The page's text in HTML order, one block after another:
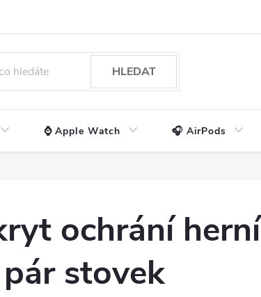
HLEDAT
⌚ Apple Watch 🎧 AirPods
ochrání herní
stovek